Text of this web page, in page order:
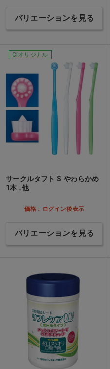
バリエーションを見る
Ciオリジナル
サークルタフト S やわらかめ
1本…他
価格：ログイン後表示
バリエーションを見る